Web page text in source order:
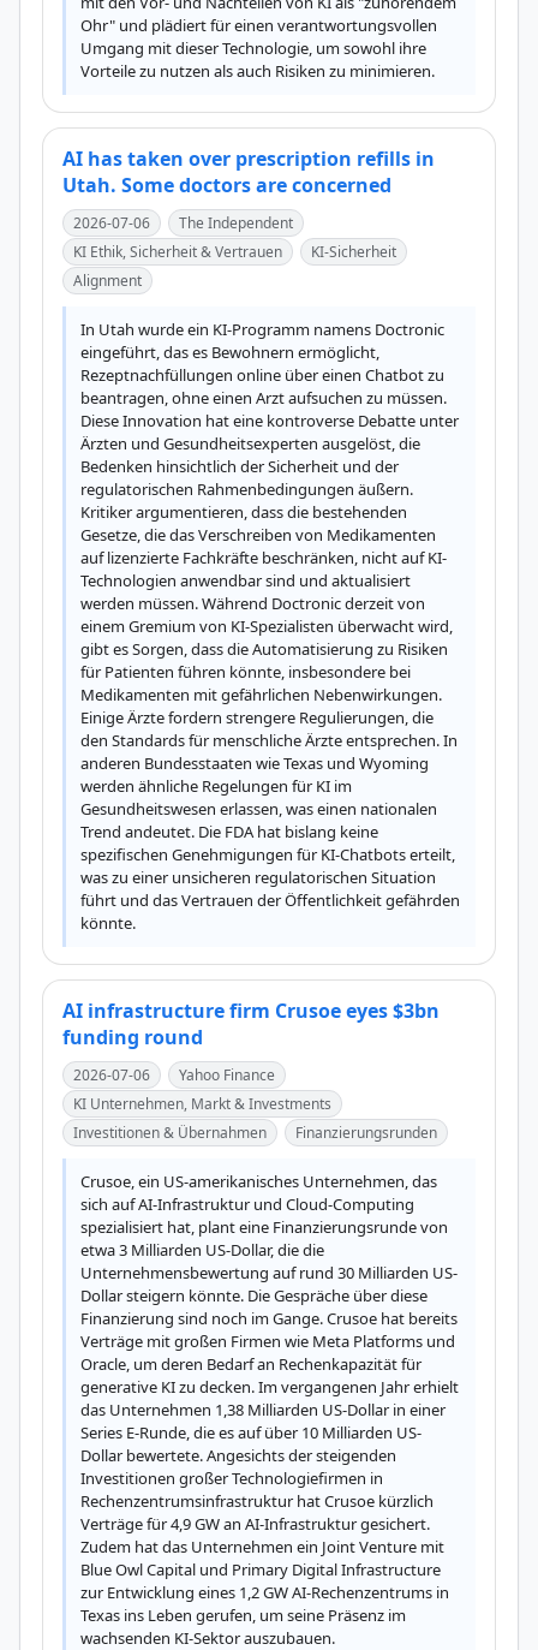
Ohr" und plädiert für einen verantwortungsvollen
Umgang mit dieser Technologie, um sowohl ihre
Vorteile zu nutzen als auch Risiken zu minimieren.
AI has taken over prescription refills in
Utah. Some doctors are concerned
2026-07-06
The Independent
KI Ethik, Sicherheit & Vertrauen
KI-Sicherheit
Alignment
In Utah wurde ein KI-Programm namens Doctronic
eingeführt, das es Bewohnern ermöglicht,
Rezeptnachfüllungen online über einen Chatbot zu
beantragen, ohne einen Arzt aufsuchen zu müssen.
Diese Innovation hat eine kontroverse Debatte unter
Ärzten und Gesundheitsexperten ausgelöst, die
Bedenken hinsichtlich der Sicherheit und der
regulatorischen Rahmenbedingungen äußern.
Kritiker argumentieren, dass die bestehenden
Gesetze, die das Verschreiben von Medikamenten
auf lizenzierte Fachkräfte beschränken, nicht auf KI-
Technologien anwendbar sind und aktualisiert
werden müssen. Während Doctronic derzeit von
einem Gremium von KI-Spezialisten überwacht wird,
gibt es Sorgen, dass die Automatisierung zu Risiken
für Patienten führen könnte, insbesondere bei
Medikamenten mit gefährlichen Nebenwirkungen.
Einige Ärzte fordern strengere Regulierungen, die
den Standards für menschliche Ärzte entsprechen. In
anderen Bundesstaaten wie Texas und Wyoming
werden ähnliche Regelungen für KI im
Gesundheitswesen erlassen, was einen nationalen
Trend andeutet. Die FDA hat bislang keine
spezifischen Genehmigungen für KI-Chatbots erteilt,
was zu einer unsicheren regulatorischen Situation
führt und das Vertrauen der Öffentlichkeit gefährden
könnte.
AI infrastructure firm Crusoe eyes $3bn
funding round
2026-07-06
Yahoo Finance
KI Unternehmen, Markt & Investments
Investitionen & Übernahmen
Finanzierungsrunden
Crusoe, ein US-amerikanisches Unternehmen, das
sich auf AI-Infrastruktur und Cloud-Computing
spezialisiert hat, plant eine Finanzierungsrunde von
etwa 3 Milliarden US-Dollar, die die
Unternehmensbewertung auf rund 30 Milliarden US-
Dollar steigern könnte. Die Gespräche über diese
Finanzierung sind noch im Gange. Crusoe hat bereits
Verträge mit großen Firmen wie Meta Platforms und
Oracle, um deren Bedarf an Rechenkapazität für
generative KI zu decken. Im vergangenen Jahr erhielt
das Unternehmen 1,38 Milliarden US-Dollar in einer
Series E-Runde, die es auf über 10 Milliarden US-
Dollar bewertete. Angesichts der steigenden
Investitionen großer Technologiefirmen in
Rechenzentrumsinfrastruktur hat Crusoe kürzlich
Verträge für 4,9 GW an AI-Infrastruktur gesichert.
Zudem hat das Unternehmen ein Joint Venture mit
Blue Owl Capital und Primary Digital Infrastructure
zur Entwicklung eines 1,2 GW AI-Rechenzentrums in
Texas ins Leben gerufen, um seine Präsenz im
wachsenden KI-Sektor auszubauen.